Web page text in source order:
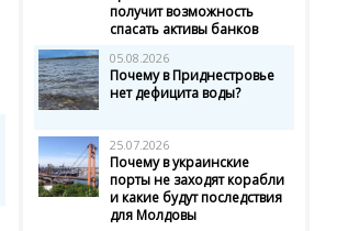
получит возможность
спасать активы банков
05.08.2026
Почему в Приднестровье
нет дефицита воды?
25.07.2026
Почему в украинские
порты не заходят корабли
и какие будут последствия
для Молдовы